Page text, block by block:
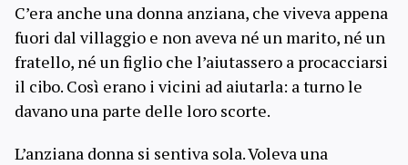
C’era anche una donna anziana, che viveva appena
fuori dal villaggio e non aveva né un marito, né un
fratello, né un figlio che l’aiutassero a procacciarsi
il cibo. Così erano i vicini ad aiutarla: a turno le
davano una parte delle loro scorte.
L’anziana donna si sentiva sola. Voleva una